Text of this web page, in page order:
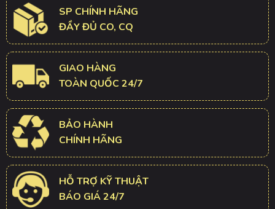
SP CHÍNH HÃNG
ĐẦY ĐỦ CO, CQ
GIAO HÀNG
TOÀN QUỐC 24/7
BẢO HÀNH
CHÍNH HÃNG
HỖ TRỢ KỸ THUẬT
BÁO GIÁ 24/7